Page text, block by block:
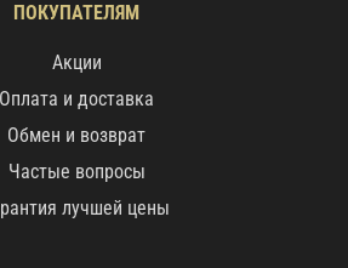
ПОКУПАТЕЛЯМ
Акции
Оплата и доставка
Обмен и возврат
Частые вопросы
лучшей цены